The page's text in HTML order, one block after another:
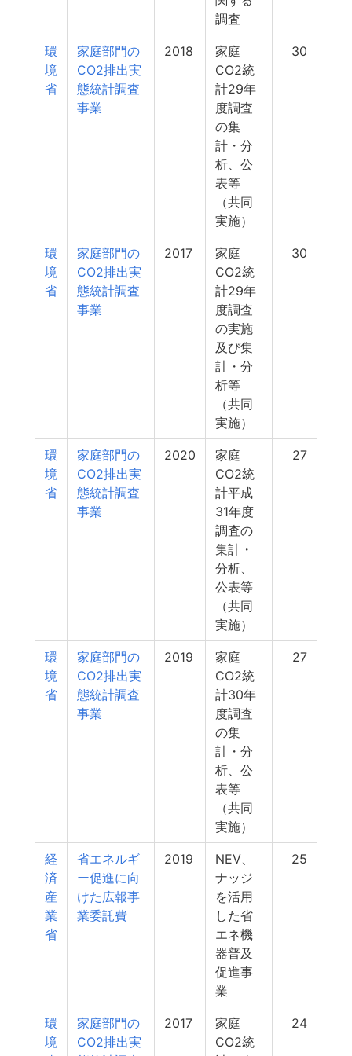
調査
環
境
省
家庭部門の
CO2排出実
態統計調査
事業
2018
家庭
CO2統
計29年
度調査
の集
計・分
析、公
表等
（共同
実施）
30
環
境
省
家庭部門の
CO2排出実
態統計調査
事業
2017
家庭
CO2統
計29年
度調査
の実施
及び集
計・分
析等
（共同
実施）
30
環
境
省
家庭部門の
CO2排出実
態統計調査
事業
2020
家庭
CO2統
計平成
31年度
調査の
集計・
分析、
公表等
（共同
実施）
27
環
境
省
家庭部門の
CO2排出実
態統計調査
事業
2019
家庭
CO2統
計30年
度調査
の集
計・分
析、公
表等
（共同
実施）
27
経
済
産
業
省
省エネルギ
ー促進に向
けた広報事
業委託費
2019
NEV、
ナッジ
を活用
した省
エネ機
器普及
促進事
業
25
環
境
家庭部門の
CO2排出実
2017
家庭
CO2統
24